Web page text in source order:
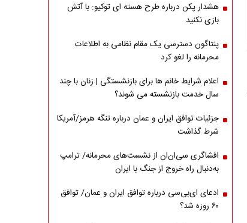
هشدار پکن درباره طرح هسته ای توکیو: با آتش
بازی نکنید
پنتاگون دسترسی یک مقام نظامی به اطلاعات
محرمانه را لغو کرد
اعلام شرایط خانم ها برای بازنشستگی | زنان با چند
سال خدمت بازنشسته می شوند؟
جزئیات توافق ایران و عمان درباره تنگه هرمز/آمریکا
شرط گذاشت
افشاگری سی‌ان‌ان از نشست‌های محرمانه/ ترامپ
به‌دنبال راه خروج از جنگ با ایران
ادعای ای‌بی‌سی درباره توافق ایران و عمان/ توافق
۶۰ روزه شد؟